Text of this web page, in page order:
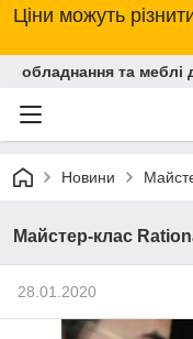
Ціни можуть
обладнання та меблі
Новини
Майстер-клас
28.01.2020